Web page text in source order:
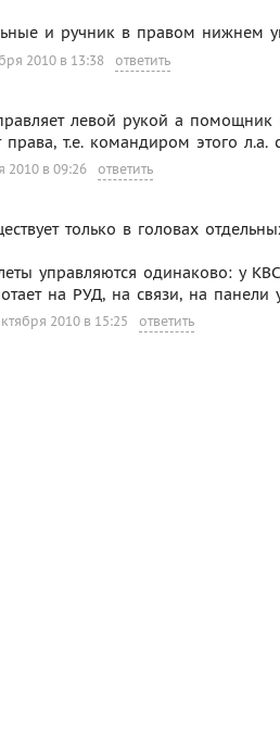
и ручник в правом нижнем
2010 в 13:38 ответить
левой рукой а помощник
т.е. командиром этого л.а.
2010 в 09:26 ответить
только в головах
управляются одинаково: у
на РУД, на связи, на
2010 в 15:25 ответить